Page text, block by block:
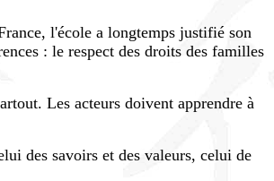
l'école a longtemps justifié son
: le respect des droits des familles
Les acteurs doivent apprendre à
des savoirs et des valeurs, celui de